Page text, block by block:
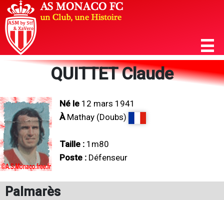
QUITTET Claude
Né le 12 mars 1941
ÀMathay (Doubs)
Taille : 1m80
Poste : Défenseur
Palmarès